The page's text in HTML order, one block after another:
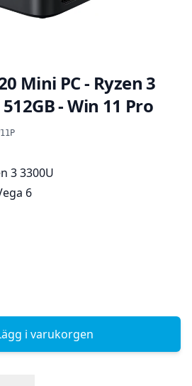
Mini PC - Ryzen 3
- Win 11 Pro
3 3300U
6
i varukorgen